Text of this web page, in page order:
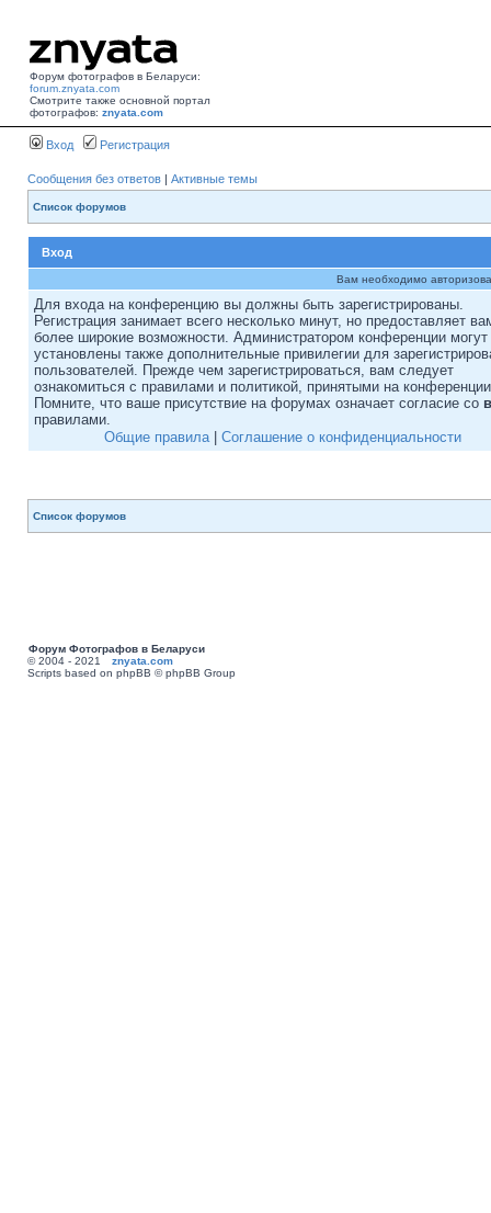
Форум фотографов в Беларуси:
forum.znyata.com
Смотрите также основной портал
фотографов: znyata.com
Вход Регистрация
Сообщения без ответов | Активные темы
Список форумов
Вход
Вам необходимо
Для входа на конференцию вы должны быть зарегистрированы.
Регистрация занимает всего несколько минут, но предоставляет
более широкие возможности. Администратором конференции
установлены также дополнительные привилегии для
пользователей. Прежде чем зарегистрироваться, вам следует
ознакомиться с правилами и политикой, принятыми на
Помните, что ваше присутствие на форумах означает согласие со
правилами.
Общие правила| Соглашение о конфиденциальности
Список форумов
Форум Фотографов в Беларуси
© 2004 - 2021 znyata.com
Scripts based on phpBB © phpBB Group